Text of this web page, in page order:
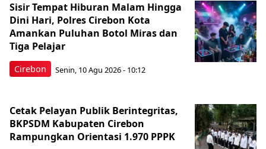
Cirebon
Sisir Tempat Hiburan Malam Hingga
Dini Hari, Polres Cirebon Kota
Amankan Puluhan Botol Miras dan
Tiga Pelajar
Senin, 10 Agu 2026 - 10:12
Cetak Pelayan Publik Berintegritas,
BKPSDM Kabupaten Cirebon
Rampungkan Orientasi 1.970 PPPK